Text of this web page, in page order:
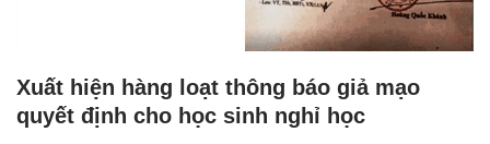
Xuất hiện hàng loạt thông báo giả mạo
quyết định cho học sinh nghỉ học